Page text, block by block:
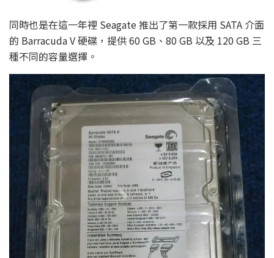
同時也是在這一年裡 Seagate 推出了第一款採用 SATA 介面
的 Barracuda V 硬碟，提供 60 GB、80 GB 以及 120 GB 三
種不同的容量選擇。